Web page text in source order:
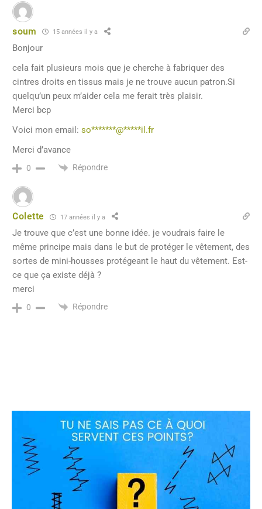
soum 15 années il y a
Bonjour
cela fait plusieurs mois que je cherche à fabriquer des
cintres droits en tissus mais je ne trouve aucun patron.Si
quelqu’un peux m’aider cela me ferait très plaisir.
Merci bcp
Voici mon email: so*******@*****il.fr
Merci d’avance
0 Répondre
Colette 17 années il y a
Je trouve que c’est une bonne idée. je voudrais faire le
même principe mais dans le but de protéger le vêtement, des
sortes de mini-housses protégeant le haut du vêtement. Est-
ce que ça existe déjà ?
merci
0 Répondre